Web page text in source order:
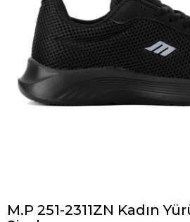
M.P 251-2311ZN Kadın